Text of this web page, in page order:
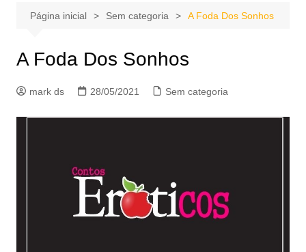
Página inicial Sem categoria A Foda Dos Sonhos
A Foda Dos Sonhos
mark ds 28/05/2021 Sem categoria